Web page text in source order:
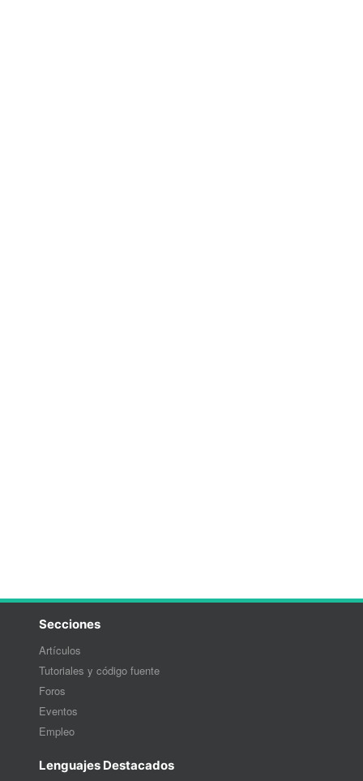
Secciones
Artículos
Tutoriales y código fuente
Foros
Eventos
Empleo
Lenguajes Destacados